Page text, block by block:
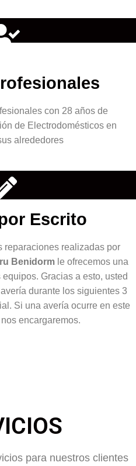
con 28 años de
de Electrodomésticos en
alrededores
Escrito
reparaciones realizadas por
Benidormle ofrecemos una
Gracias a esto, usted
durante los siguientes 3
Si una avería ocurre en este
encargaremos.
para nuestros clientes